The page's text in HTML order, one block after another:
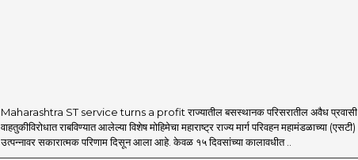
Maharashtra ST service turns a profit राज्यातील बसस्थानक परिसरातील अवैध प्रवासी
वाहतुकीविरोधात राबविण्यात आलेल्या विशेष मोहिमेचा महाराष्ट्र राज्य मार्ग परिवहन महामंडळाच्या (एसटी)
उत्पन्नावर सकारात्मक परिणाम दिसून आला आहे. केवळ १५ दिवसांच्या कालावधीत ..